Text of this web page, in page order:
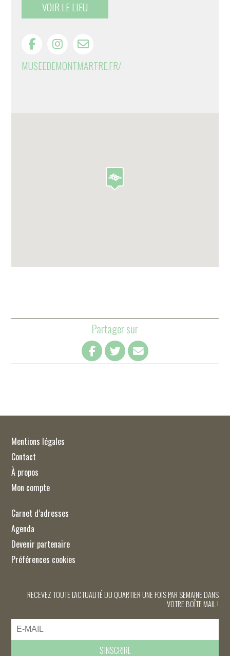
VOIR LE LIEU
MUSEEDEMONTMARTRE.FR/
Partager sur
Mentions légales
Contact
À propos
Mon compte
Carnet d’adresses
Agenda
Devenir partenaire
Préférences cookies
RECEVEZ TOUTE L'ACTUALITÉ DU QUARTIER UNE FOIS PAR SEMAINE DANS
VOTRE BOÎTE MAIL !